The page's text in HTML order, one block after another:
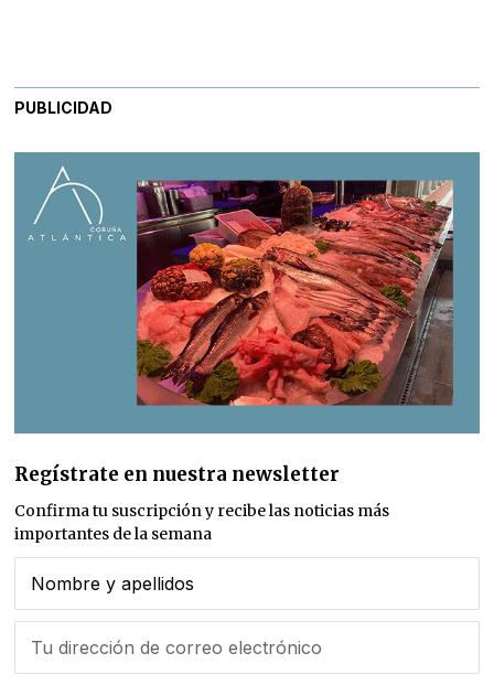
PUBLICIDAD
Regístrate en nuestra newsletter
Confirma tu suscripción y recibe las noticias más
importantes de la semana